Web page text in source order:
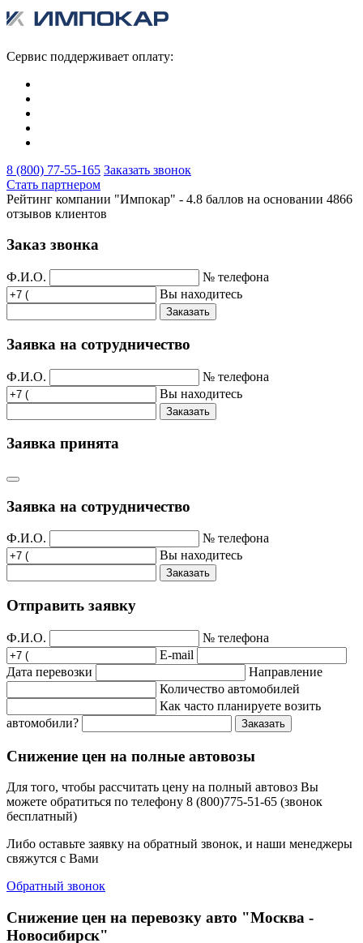
Сервис поддерживает оплату:
8 (800) 77-55-165 Заказать звонок
Стать партнером
Рейтинг компании "Импокар" - 4.8 баллов на основании 4866
отзывов клиентов
Заказ звонка
Ф.И.О.
№ телефона
Вы находитесь
Заказать
Заявка на сотрудничество
Ф.И.О.
№ телефона
Вы находитесь
Заказать
Заявка принята
Заявка на сотрудничество
Ф.И.О.
№ телефона
Вы находитесь
Заказать
Отправить заявку
Ф.И.О.
№ телефона
E-mail
Дата перевозки
Направление
Количество автомобилей
Как часто планируете возить
автомобили?
Заказать
Снижение цен на полные автовозы
Для того, чтобы рассчитать цену на полный автовоз Вы
можете обратиться по телефону 8 (800)775-51-65 (звонок
бесплатный)
Либо оставьте заявку на обратный звонок, и наши менеджеры
свяжутся с Вами
Обратный звонок
Снижение цен на перевозку авто "Москва -
Новосибирск"